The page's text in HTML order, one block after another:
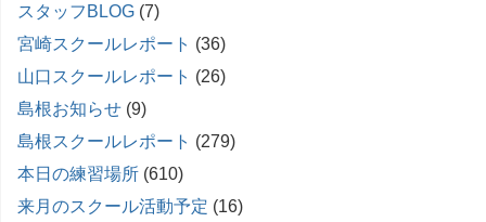
スタッフBLOG (7)
宮崎スクールレポート (36)
山口スクールレポート (26)
島根お知らせ (9)
島根スクールレポート (279)
本日の練習場所 (610)
来月のスクール活動予定 (16)